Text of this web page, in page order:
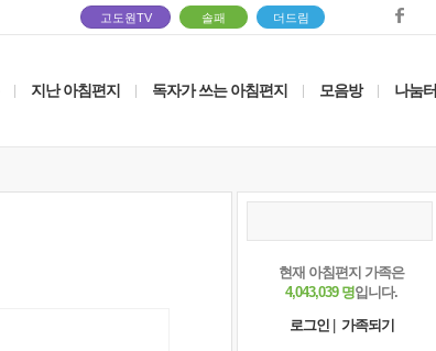
고도원TV 솔패 더드림
지난 아침편지 독자가 쓰는 아침편지 모음방 나눔터
현재 아침편지 가족은
4,043,039 명입니다.
로그인
가족되기